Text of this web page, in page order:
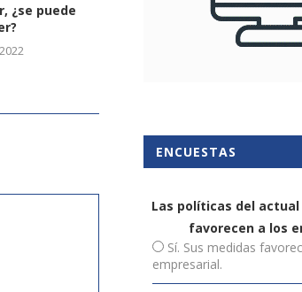
¿se puede
Hacienda confirma la rebaja
5% de la...
15 diciembre, 2017
ENCUESTAS
Las políticas del actual
favorecen a los
Sí. Sus medidas
empresarial.